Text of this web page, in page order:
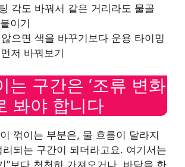
각도 바꿔서 같은 거리라도 물골
이기
으면 색을 바꾸기보다 운용 타이밍
저 바꿔보기
는 구간은 ‘조류 변화
봐야 합니다
꺾이는 부분은, 물 흐름이 달라지
리되는 구간이 되더라고요. 여기서는
”보다 천천히 가져오거나, 바닥을 한